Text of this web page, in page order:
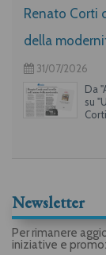
Renato Corti
della
31/07/2026
Da
su
Corti
Newsletter
Per rimanere
iniziative e